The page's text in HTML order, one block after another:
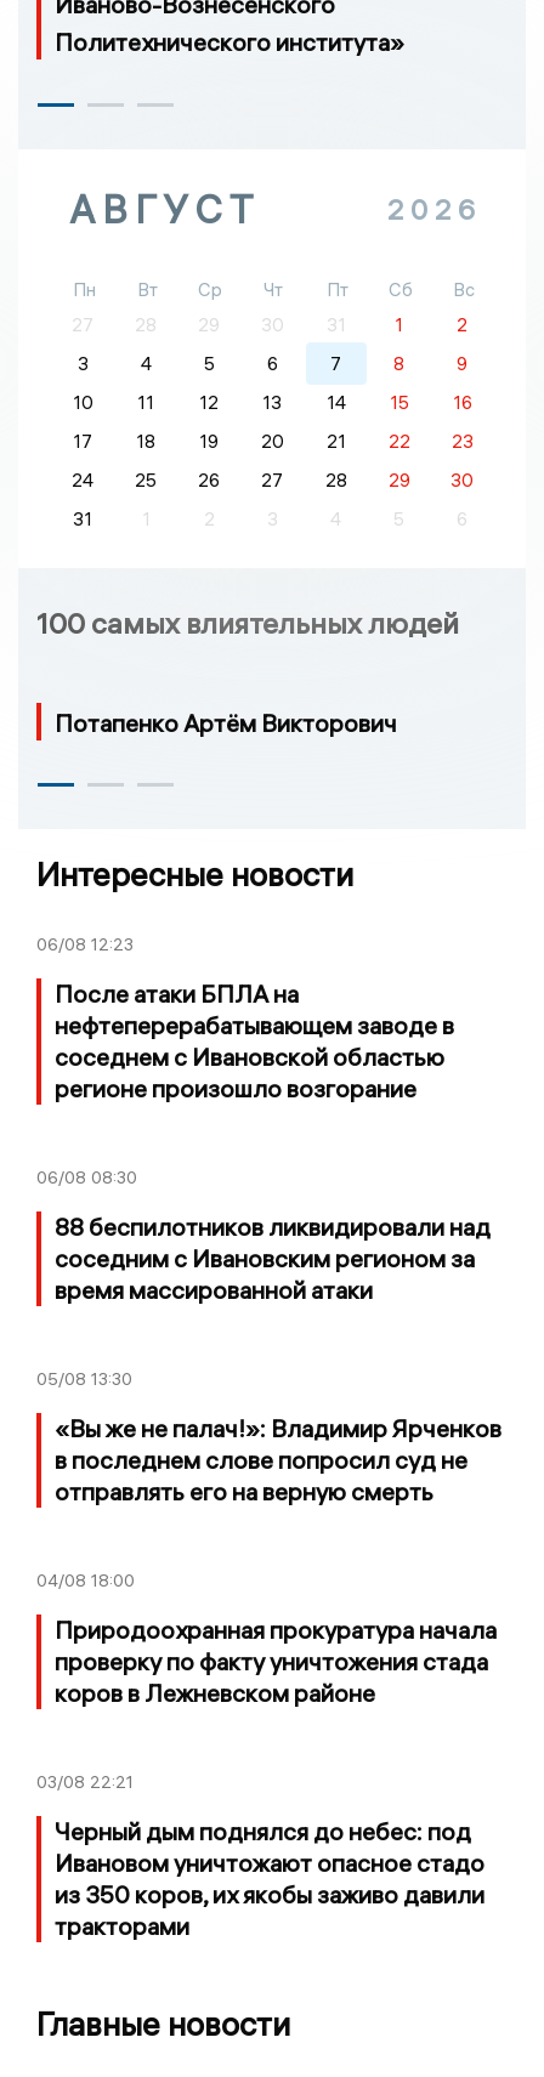
Политехнического института»
АВГУСТ 2026
Пн Вт Ср Чт Пт Сб
Вс
27
28 29 30 31 1
2
3
4 5 6 7 8
9
10
11 12 13 14 15
16
17
18 19 20 21 22
23
24
25 26 27 28 29
30
31
1 2 3 4 5 6
100 самых влиятельных людей
Потапенко Артём Викторович
Интересные новости
06/08 12:23
После атаки БПЛА на
нефтеперерабатывающем заводе в
соседнем с Ивановской областью
регионе произошло возгорание
06/08 08:30
88 беспилотников ликвидировали над
соседним с Ивановским регионом за
время массированной атаки
05/08 13:30
«Вы же не палач!»: Владимир Ярченков
в последнем слове попросил суд не
отправлять его на верную смерть
04/08 18:00
Природоохранная прокуратура начала
проверку по факту уничтожения стада
коров в Лежневском районе
03/08 22:21
Черный дым поднялся до небес: под
Ивановом уничтожают опасное стадо
из 350 коров, их якобы заживо давили
тракторами
Главные новости